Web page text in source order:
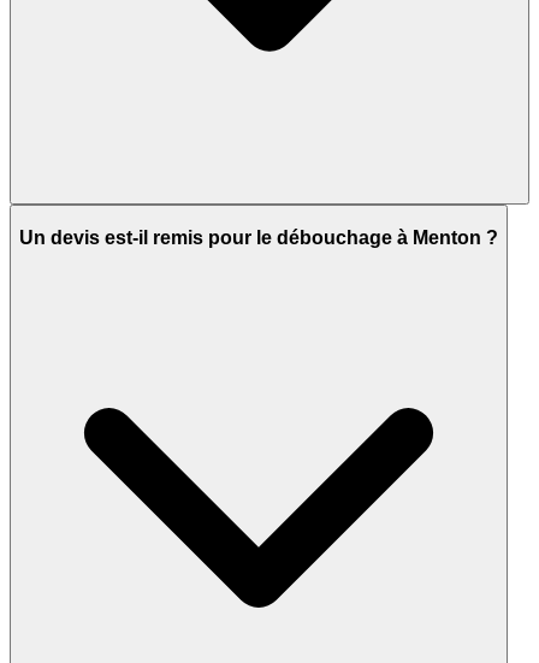
Un devis est-il remis pour le débouchage à Menton ?